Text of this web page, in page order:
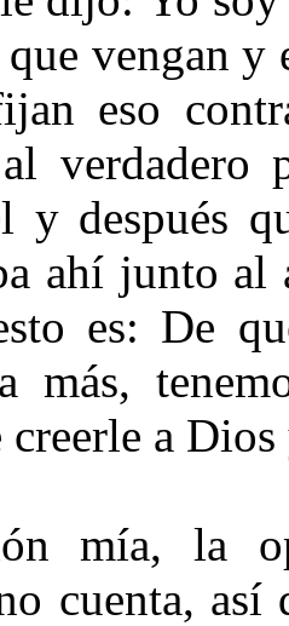
vengan y
eso
y después
ahí junto
es: De
más,
creerle a
mía, la
cuenta, así